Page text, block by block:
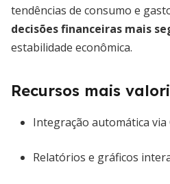
tendências de consumo e
decisões financeiras mais
estabilidade econômica.
Recursos mais
Integração automática via
Relatórios e gráficos